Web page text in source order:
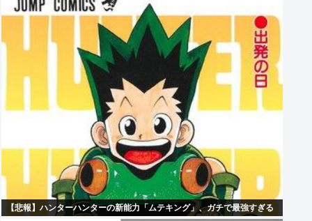
【悲報】ハンターハンターの新能力「ムテキング」、ガチで最強すぎる